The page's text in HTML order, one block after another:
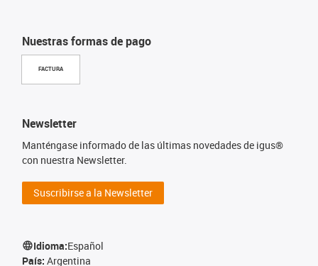
Nuestras formas de pago
FACTURA
Newsletter
Manténgase informado de las últimas novedades de igus®
con nuestra Newsletter.
Suscribirse a la Newsletter
Idioma:Español
País: Argentina